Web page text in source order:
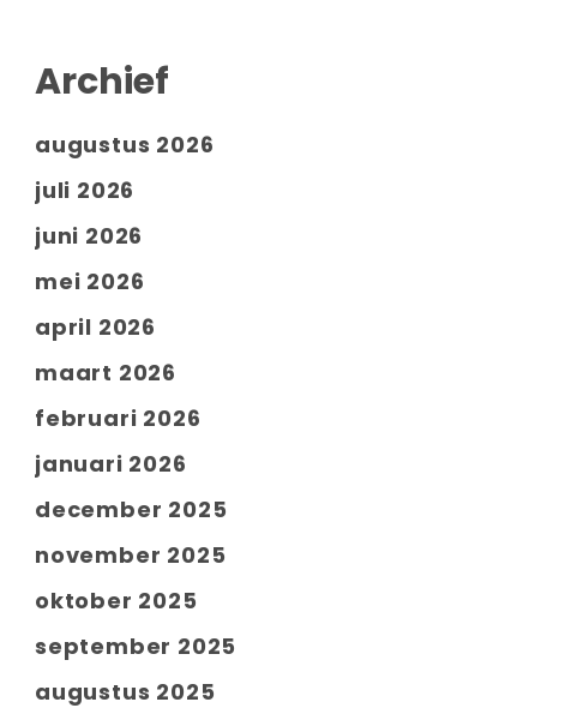
Archief
augustus 2026
juli 2026
juni 2026
mei 2026
april 2026
maart 2026
februari 2026
januari 2026
december 2025
november 2025
oktober 2025
september 2025
augustus 2025